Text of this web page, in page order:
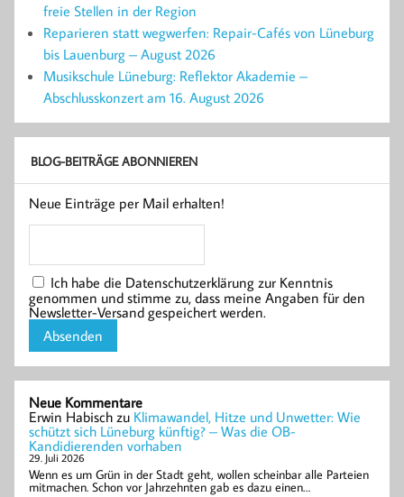
freie Stellen in der Region
Reparieren statt wegwerfen: Repair-Cafés von Lüneburg
bis Lauenburg – August 2026
Musikschule Lüneburg: Reflektor Akademie –
Abschlusskonzert am 16. August 2026
BLOG-BEITRÄGE ABONNIEREN
Neue Einträge per Mail erhalten!
Ich habe die Datenschutzerklärung zur Kenntnis
genommen und stimme zu, dass meine Angaben für den
Newsletter-Versand gespeichert werden.
Neue Kommentare
Erwin Habisch zu Klimawandel, Hitze und Unwetter: Wie
schützt sich Lüneburg künftig? – Was die OB-
Kandidierenden vorhaben
29. Juli 2026
Wenn es um Grün in der Stadt geht, wollen scheinbar alle Parteien
mitmachen. Schon vor Jahrzehnten gab es dazu einen…